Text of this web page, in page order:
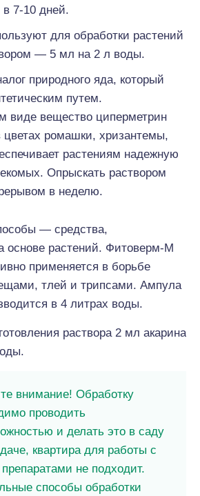
7-10 дней.
для обработки растений
— 5 мл на 2 л воды.
природного яда, который
путем.
виде вещество циперметрин
цветах ромашки, хризантемы,
растениям надежную
Опрыскать раствором
в неделю.
— средства,
основе растений. Фитоверм-М
применяется в борьбе
тлей и трипсами. Ампула
в 4 литрах воды.
раствора 2 мл акарина
внимание! Обработку
проводить
и делать это в саду
квартира для работы с
не подходит.
способы обработки